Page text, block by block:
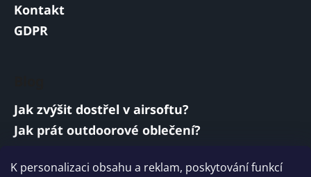
K personalizaci obsahu a reklam, poskytování funkcí
Kontakt
GDPR
Jak zvýšit dostřel v airsoftu?
Jak prát outdoorové oblečení?
Vojenská a armádní sluchátka: co musí